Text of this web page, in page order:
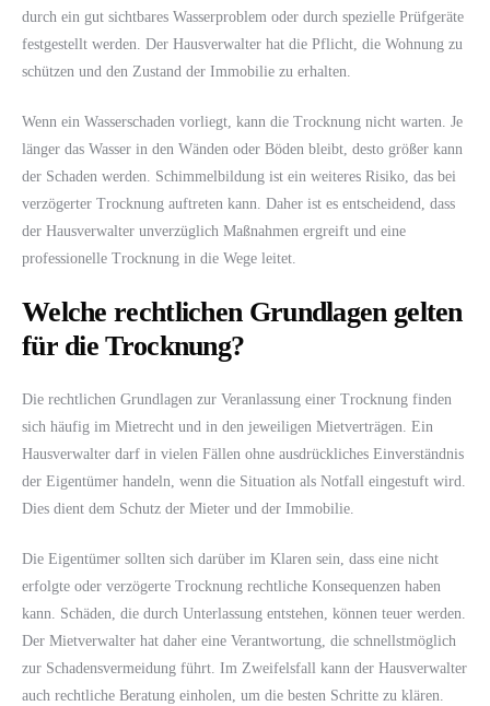
durch ein gut sichtbares Wasserproblem oder durch spezielle Prüfgeräte
festgestellt werden. Der Hausverwalter hat die Pflicht, die Wohnung zu
schützen und den Zustand der Immobilie zu erhalten.
Wenn ein Wasserschaden vorliegt, kann die Trocknung nicht warten. Je
länger das Wasser in den Wänden oder Böden bleibt, desto größer kann
der Schaden werden. Schimmelbildung ist ein weiteres Risiko, das bei
verzögerter Trocknung auftreten kann. Daher ist es entscheidend, dass
der Hausverwalter unverzüglich Maßnahmen ergreift und eine
professionelle Trocknung in die Wege leitet.
Welche rechtlichen Grundlagen gelten
für die Trocknung?
Die rechtlichen Grundlagen zur Veranlassung einer Trocknung finden
sich häufig im Mietrecht und in den jeweiligen Mietverträgen. Ein
Hausverwalter darf in vielen Fällen ohne ausdrückliches Einverständnis
der Eigentümer handeln, wenn die Situation als Notfall eingestuft wird.
Dies dient dem Schutz der Mieter und der Immobilie.
Die Eigentümer sollten sich darüber im Klaren sein, dass eine nicht
erfolgte oder verzögerte Trocknung rechtliche Konsequenzen haben
kann. Schäden, die durch Unterlassung entstehen, können teuer werden.
Der Mietverwalter hat daher eine Verantwortung, die schnellstmöglich
zur Schadensvermeidung führt. Im Zweifelsfall kann der Hausverwalter
auch rechtliche Beratung einholen, um die besten Schritte zu klären.